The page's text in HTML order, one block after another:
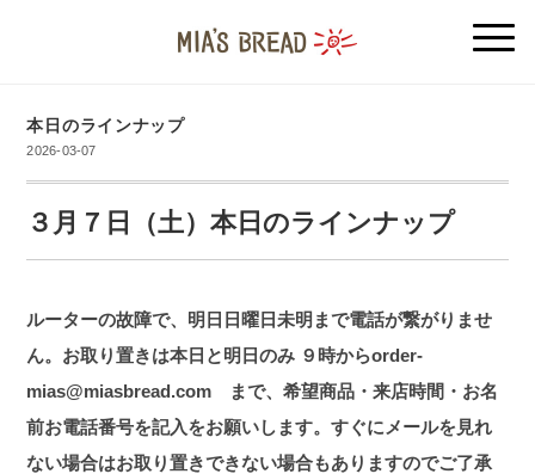
本日のラインナップ
2026-03-07
３月７日（土）本日のラインナップ
ルーターの故障で、明日日曜日未明まで電話が繋がりませ
ん。お取り置きは本日と明日のみ ９時からorder-
mias@miasbread.com まで、希望商品・来店時間・お名
前お電話番号を記入をお願いします。すぐにメールを見れ
ない場合はお取り置きできない場合もありますのでご了承